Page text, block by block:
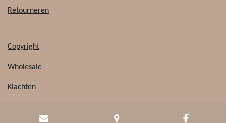
Retourneren
Copyright
Wholesale
Klachten